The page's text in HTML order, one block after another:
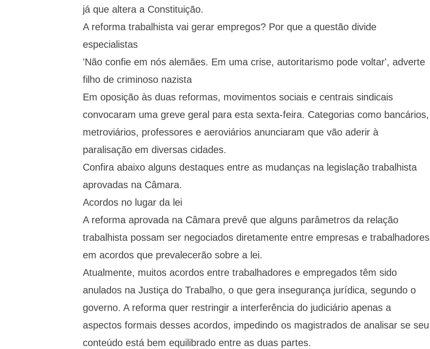
já que altera a Constituição.
A reforma trabalhista vai gerar empregos? Por que a questão divide
especialistas
'Não confie em nós alemães. Em uma crise, autoritarismo pode voltar', adverte
filho de criminoso nazista
Em oposição às duas reformas, movimentos sociais e centrais sindicais
convocaram uma greve geral para esta sexta-feira. Categorias como bancários,
metroviários, professores e aeroviários anunciaram que vão aderir à
paralisação em diversas cidades.
Confira abaixo alguns destaques entre as mudanças na legislação trabalhista
aprovadas na Câmara.
Acordos no lugar da lei
A reforma aprovada na Câmara prevê que alguns parâmetros da relação
trabalhista possam ser negociados diretamente entre empresas e trabalhadores
em acordos que prevalecerão sobre a lei.
Atualmente, muitos acordos entre trabalhadores e empregados têm sido
anulados na Justiça do Trabalho, o que gera insegurança jurídica, segundo o
governo. A reforma quer restringir a interferência do judiciário apenas a
aspectos formais desses acordos, impedindo os magistrados de analisar se seu
conteúdo está bem equilibrado entre as duas partes.